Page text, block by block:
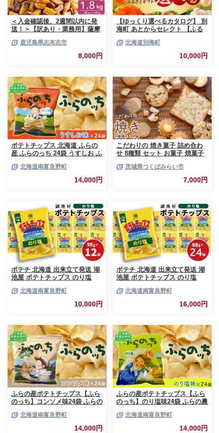
＜入金確認後、2週間以内に発
送！＞【訳あり・業務用】薩摩
1.8kg(900g×2袋) p8-142-2w
鹿児島県志布志市
8,000円
【ゆっくり選べるカタログ】 別
海町 あとからセレクト 【ふる
とから選べる！ ギフト いくら
ほたて 海鮮 牛肉 ケーキ アイス
【BY0000010】（ 後から選べ
カタログギフト あとからカタロ
グ あとからカタログポイント
あとからカタログギフト ふるさ
と納税 ）
北海道別海町
10,000円
ポテトチップス 北海道 ふらの
産 ふらのっち 24袋 うすしお ふ
スナック スナック菓子 ポテト
チップ チップス ポテト 芋 菓子
お菓子 おやつ 箱 農協 ギフト
北海道南富良野町
14,000円
こだわりの 焼き菓子 詰め合わ
せ 8種類 セット お菓子 焼菓子
茨城県つくばみらい市
7,000円
ポテチ 北海道 出来立て発送 湖
池屋 ポテトチップス のり塩
じゃがいも スナック スナック
菓子 ポテトチップ チップス ポ
テト 芋 菓子 お菓子 おやつ 大
ヤ 富良野
北海道南富良野町
10,000円
ポテチ 北海道 出来立て発送 湖
池屋 ポテトチップス のり塩
じゃがいも スナック スナック
菓子 ポテトチップ チップス ポ
テト 芋 菓子 お菓子 おやつ 大
ヤ 富良野
北海道南富良野町
16,000円
ふらの産ポテトチップス【ふら
のっち】コンソメ味24袋 ふらの
ガイモ コンソメ 芋 菓子 スナッ
ク じゃがいも お菓子 ポテチ 1
北海道南富良野町
14,000円
ふらの産ポテトチップス【ふら
のっち】のり塩味24袋 ふらの農
イモ のり塩 芋 菓子 スナック
じゃがいも お菓子 ポテチ 1箱
北海道南富良野町
14,000円